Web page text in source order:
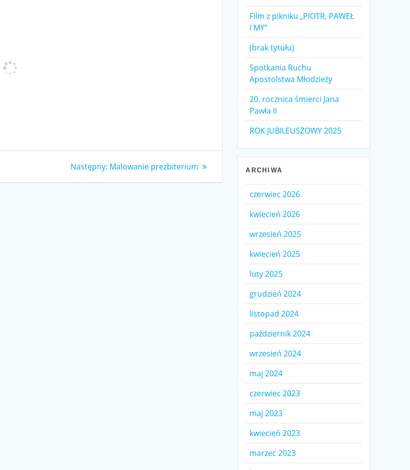
Następny: Następny
Malowanie prezbiterium
Film z pikniku „PIOTR, PAWEŁ
I MY”
(brak tytułu)
Spotkania Ruchu
Apostolstwa Młodzieży
20. rocznica śmierci Jana
Pawła II
ROK JUBILEUSZOWY 2025
ARCHIWA
czerwiec 2026
kwiecień 2026
wrzesień 2025
kwiecień 2025
luty 2025
grudzień 2024
listopad 2024
październik 2024
wrzesień 2024
maj 2024
czerwiec 2023
maj 2023
kwiecień 2023
marzec 2023